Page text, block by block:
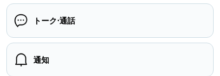
トーク⋅通話
通知